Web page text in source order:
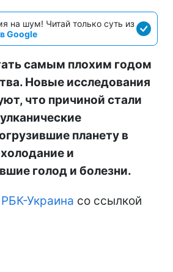
на шум! Читай только суть из
Google
самым плохим годом
Новые исследования
что причиной стали
планету в
и
голод и болезни.
РБК-Украина со ссылкой